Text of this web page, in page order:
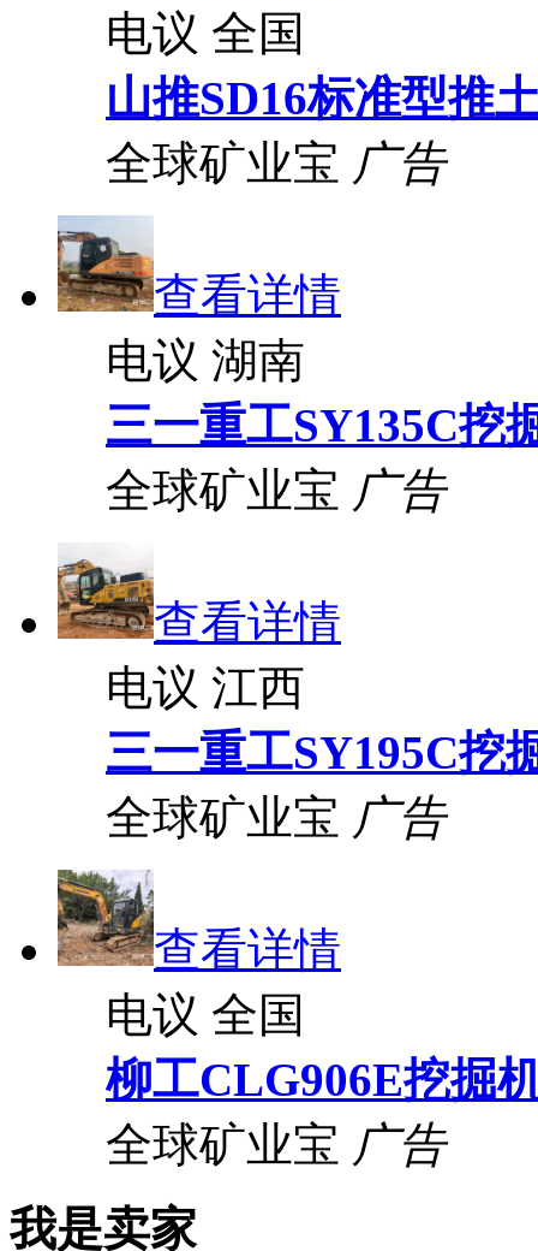
电议 全国
山推SD16标准型推
全球矿业宝 广告
查看详情
电议 湖南
三一重工SY135C挖
全球矿业宝 广告
查看详情
电议 江西
三一重工SY195C挖
全球矿业宝 广告
查看详情
电议 全国
柳工CLG906E挖掘
全球矿业宝 广告
我是卖家